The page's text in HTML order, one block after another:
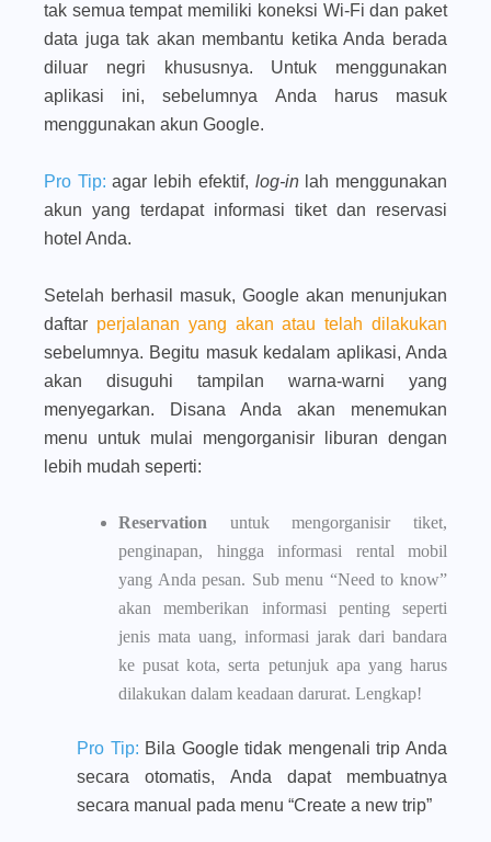
tak semua tempat memiliki koneksi Wi-Fi dan paket
data juga tak akan membantu ketika Anda berada
diluar negri khususnya. Untuk menggunakan
aplikasi ini, sebelumnya Anda harus masuk
menggunakan akun Google.
Pro Tip: agar lebih efektif, log-inlah menggunakan
akun yang terdapat informasi tiket dan reservasi
hotel Anda.
Setelah berhasil masuk, Google akan menunjukan
daftar perjalanan yang akan atau telah dilakukan
sebelumnya. Begitu masuk kedalam aplikasi, Anda
akan disuguhi tampilan warna-warni yang
menyegarkan. Disana Anda akan menemukan
menu untuk mulai mengorganisir liburan dengan
lebih mudah seperti:
Reservation untuk mengorganisir tiket,
penginapan, hingga informasi rental mobil
yang Anda pesan. Sub menu “Need to know”
akan memberikan informasi penting seperti
jenis mata uang, informasi jarak dari bandara
ke pusat kota, serta petunjuk apa yang harus
dilakukan dalam keadaan darurat. Lengkap!
Pro Tip: Bila Google tidak mengenali trip Anda
secara otomatis, Anda dapat membuatnya
secara manual pada menu “Create a new trip”